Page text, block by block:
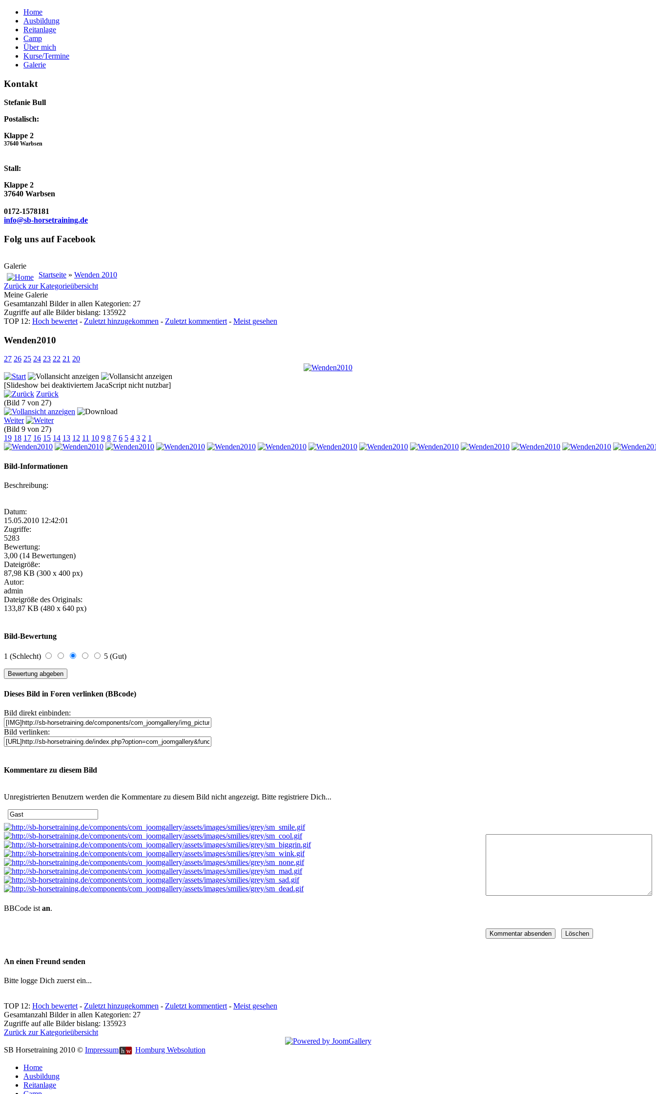
Home
Ausbildung
Reitanlage
Camp
Über mich
Kurse/Termine
Galerie
Kontakt
Stefanie Bull
Postalisch:
Klappe 2
37640 Warbsen
Stall:
Klappe 2
37640 Warbsen
0172-1578181
info@sb-horsetraining.de
Folg uns auf Facebook
Galerie
Startseite » Wenden 2010
Zurück zur Kategorieübersicht
Meine Galerie
Gesamtanzahl Bilder in allen Kategorien: 27
Zugriffe auf alle Bilder bislang: 135922
TOP 12: Hoch bewertet - Zuletzt hinzugekommen - Zuletzt kommentiert - Meist gesehen
Wenden2010
27 26 25 24 23 22 21 20
[Slideshow bei deaktiviertem JacaScript nicht nutzbar]
Zurück
(Bild 7 von 27)
Weiter
(Bild 9 von 27)
19 18 17 16 15 14 13 12 11 10 9 8 7 6 5 4 3 2 1
Bild-Informationen
Beschreibung:
Datum:
15.05.2010 12:42:01
Zugriffe:
5283
Bewertung:
3,00 (14 Bewertungen)
Dateigröße:
87,98 KB (300 x 400 px)
Autor:
admin
Dateigröße des Originals:
133,87 KB (480 x 640 px)
Bild-Bewertung
1 (Schlecht) 5 (Gut)
Dieses Bild in Foren verlinken (BBcode)
Bild direkt einbinden:
Bild verlinken:
Kommentare zu diesem Bild
Unregistrierten Benutzern werden die Kommentare zu diesem Bild nicht angezeigt. Bitte registriere Dich...
BBCode ist an.
An einen Freund senden
Bitte logge Dich zuerst ein...
TOP 12: Hoch bewertet - Zuletzt hinzugekommen - Zuletzt kommentiert - Meist gesehen
Gesamtanzahl Bilder in allen Kategorien: 27
Zugriffe auf alle Bilder bislang: 135923
Zurück zur Kategorieübersicht
SB Horsetraining 2010 © Impressum Homburg Websolution
Home
Ausbildung
Reitanlage